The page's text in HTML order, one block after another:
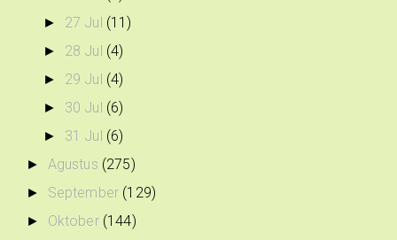
► 27 Jul (11)
► 28 Jul (4)
► 29 Jul (4)
► 30 Jul (6)
► 31 Jul (6)
► Agustus (275)
► September (129)
► Oktober (144)